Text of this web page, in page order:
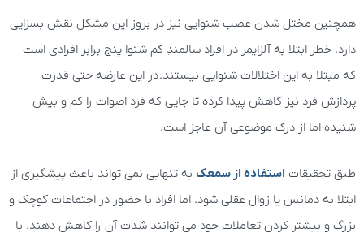
همچنین مختل شدن عصب شنوایی نیز در بروز این مشکل نقش بسزایی
دارد. خطر ابتلا به آلزایمر در افراد سالمندِ کم شنوا پنج برابر افرادی است
که مبتلا به این اختلالات شنوایی نیستند. در این عارضه حتی قدرت
پردازش فرد نیز کاهش پیدا کرده تا جایی که فرد اصوات را کم و بیش
شنیده اما از درک موضوعی آن عاجز است.
طبق تحقیقات استفاده از سمعک به تنهایی نمی تواند باعث پیشگیری از
ابتلا به دمانس یا زوال عقلی شود. اما افراد با حضور در اجتماعات کوچک و
بزرگ و بیشتر کردن تعاملات خود می توانند شدت آن را کاهش دهند. با